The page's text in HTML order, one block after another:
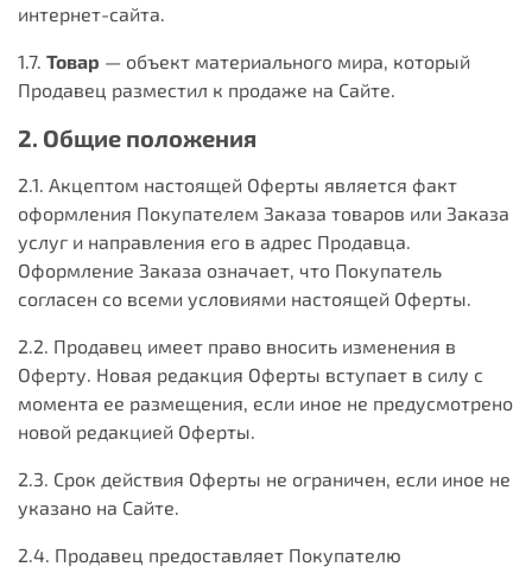
интернет-сайта.
1.7. Товар — объект материального мира, который
Продавец разместил к продаже на Сайте.
2. Общие положения
2.1. Акцептом настоящей Оферты является факт
оформления Покупателем Заказа товаров или Заказа
услуг и направления его в адрес Продавца.
Оформление Заказа означает, что Покупатель
согласен со всеми условиями настоящей Оферты.
2.2. Продавец имеет право вносить изменения в
Оферту. Новая редакция Оферты вступает в силу с
момента ее размещения, если иное не предусмотрено
новой редакцией Оферты.
2.3. Срок действия Оферты не ограничен, если иное не
указано на Сайте.
2.4. Продавец предоставляет Покупателю